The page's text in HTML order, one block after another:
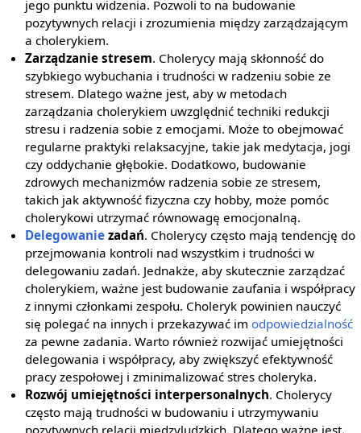
jego punktu widzenia. Pozwoli to na budowanie
pozytywnych relacji i zrozumienia między zarządzającym
a cholerykiem.
Zarządzanie stresem. Cholerycy mają skłonność do
szybkiego wybuchania i trudności w radzeniu sobie ze
stresem. Dlatego ważne jest, aby w metodach
zarządzania cholerykiem uwzględnić techniki redukcji
stresu i radzenia sobie z emocjami. Może to obejmować
regularne praktyki relaksacyjne, takie jak medytacja, jogi
czy oddychanie głębokie. Dodatkowo, budowanie
zdrowych mechanizmów radzenia sobie ze stresem,
takich jak aktywność fizyczna czy hobby, może pomóc
cholerykowi utrzymać równowagę emocjonalną.
Delegowanie zadań. Cholerycy często mają tendencję do
przejmowania kontroli nad wszystkim i trudności w
delegowaniu zadań. Jednakże, aby skutecznie zarządzać
cholerykiem, ważne jest budowanie zaufania i współpracy
z innymi członkami zespołu. Choleryk powinien nauczyć
się polegać na innych i przekazywać imodpowiedzialność
za pewne zadania. Warto również rozwijać umiejętności
delegowania i współpracy, aby zwiększyć efektywność
pracy zespołowej i zminimalizować stres choleryka.
Rozwój umiejętności interpersonalnych. Cholerycy
często mają trudności w budowaniu i utrzymywaniu
pozytywnych relacji międzyludzkich. Dlatego ważne jest,